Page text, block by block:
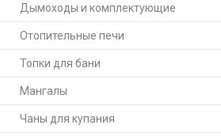
Дымоходы и комплектующие
Отопительные печи
Топки для бани
Мангалы
Чаны для купания